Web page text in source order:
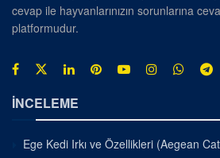
cevap ile hayvanlarınızın sorunlarına
platformudur.
İNCELEME
Ege Kedi Irkı ve Özellikleri (Aegean